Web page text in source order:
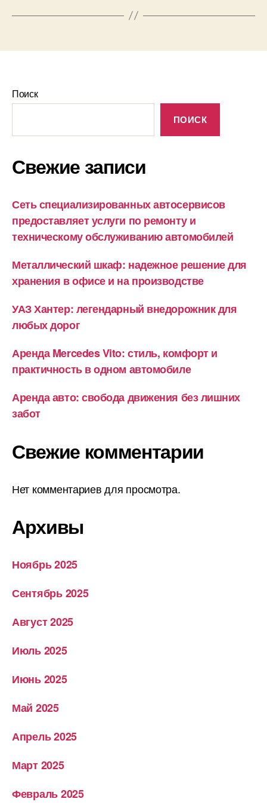
Поиск
ПОИСК
Свежие записи
Сеть специализированных автосервисов
предоставляет услуги по ремонту и
техническому обслуживанию автомобилей
Металлический шкаф: надежное решение для
хранения в офисе и на производстве
УАЗ Хантер: легендарный внедорожник для
любых дорог
Аренда Mercedes Vito: стиль, комфорт и
практичность в одном автомобиле
Аренда авто: свобода движения без лишних
забот
Свежие комментарии
Нет комментариев для просмотра.
Архивы
Ноябрь 2025
Сентябрь 2025
Август 2025
Июль 2025
Июнь 2025
Май 2025
Апрель 2025
Март 2025
Февраль 2025